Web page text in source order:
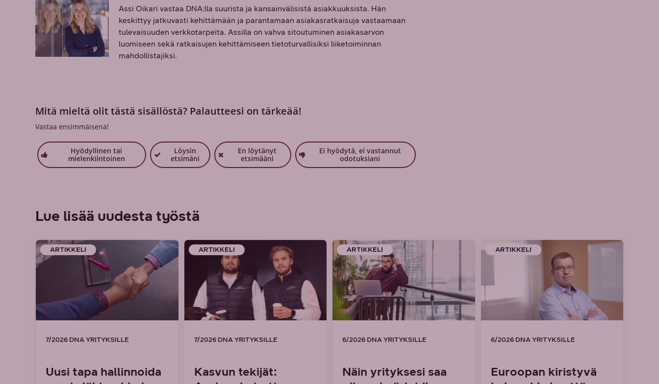
Assi Oikari vastaa DNA:lla suurista ja kansainvälisistä asiakkuuksista. Hän
keskittyy jatkuvasti kehittämään ja parantamaan asiakasratkaisuja vastaamaan
tulevaisuuden verkkotarpeita. Assilla on vahva sitoutuminen asiakasarvon
luomiseen sekä ratkaisujen kehittämiseen tietoturvallisiksi liiketoiminnan
mahdollistajiksi.
Mitä mieltä olit tästä sisällöstä? Palautteesi on tärkeää!
Vastaa ensimmäisenä!
Hyödyllinen tai
mielenkiintoinen
Löysin
etsimäni
En löytänyt
etsimääni
Ei hyödytä, ei vastannut
odotuksiani
Lue lisää uudesta työstä
ARTIKKELI
7/2026 DNA YRITYKSILLE
Uusi tapa hallinnoida
ARTIKKELI
7/2026 DNA YRITYKSILLE
Kasvun tekijät:
ARTIKKELI
6/2026 DNA YRITYKSILLE
Näin yrityksesi saa
ARTIKKELI
6/2026 DNA YRITYKSILLE
Euroopan kiristyvä